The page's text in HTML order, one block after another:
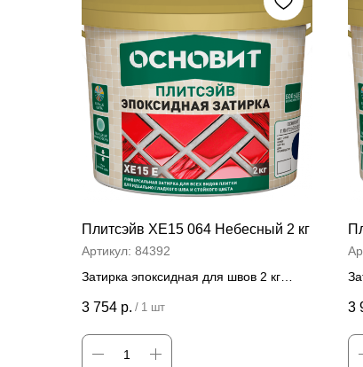
Плитсэйв ХЕ15 064 Небесный 2 кг
Артикул: 84392
Затирка эпоксидная для швов 2 кг
Цена за штуку
3 754 р. / 1 шт 3